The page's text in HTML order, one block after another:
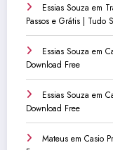
Essias Souza em
Passos e Grátis | Tudo
Essias Souza em
Download Free
Essias Souza em
Download Free
Mateus em Casio